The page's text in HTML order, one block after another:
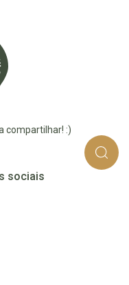
compartilhar! :)
sociais